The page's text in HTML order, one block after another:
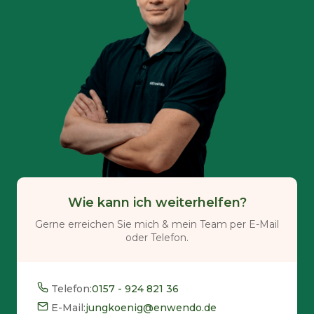
Wie kann ich weiterhelfen?
Gerne erreichen Sie mich & mein Team per E-Mail
oder Telefon.
Telefon:0157 - 924 821 36
E-Mail:jungkoenig@enwendo.de